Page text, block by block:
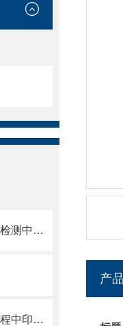
京都玉崎超声波测厚仪在工业检测中的重要性
一种检查食品医疗行业制造过程中印刷问题的设备
产